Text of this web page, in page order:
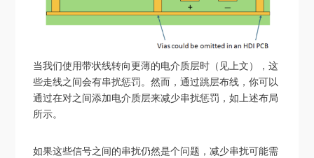
当我们使用带状线转向更薄的电介质层时（见上文），这
些走线之间会有串扰惩罚。然而，通过跳层布线，你可以
通过在对之间添加电介质层来减少串扰惩罚，如上述布局
所示。
如果这些信号之间的串扰仍然是个问题，减少串扰可能需